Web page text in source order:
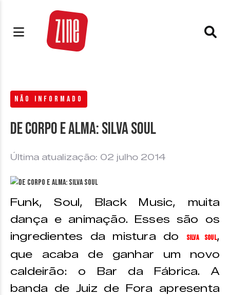
NÃO INFORMADO
De Corpo e Alma: Silva Soul
Última atualização: 02 julho 2014
Funk, Soul, Black Music, muita
dança e animação. Esses são os
ingredientes da mistura do
Silva Soul,
que acaba de ganhar um novo
caldeirão: o Bar da Fábrica. A
banda de Juiz de Fora apresenta